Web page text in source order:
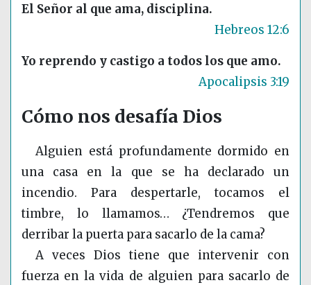
El Señor al que ama, disciplina.
Hebreos 12:6
Yo reprendo y castigo a todos los que amo.
Apocalipsis 3:19
Cómo nos desafía Dios
Alguien está profundamente dormido en
una casa en la que se ha declarado un
incendio. Para despertarle, tocamos el
timbre, lo llamamos… ¿Tendremos que
derribar la puerta para sacarlo de la cama?
A veces Dios tiene que intervenir con
fuerza en la vida de alguien para sacarlo de